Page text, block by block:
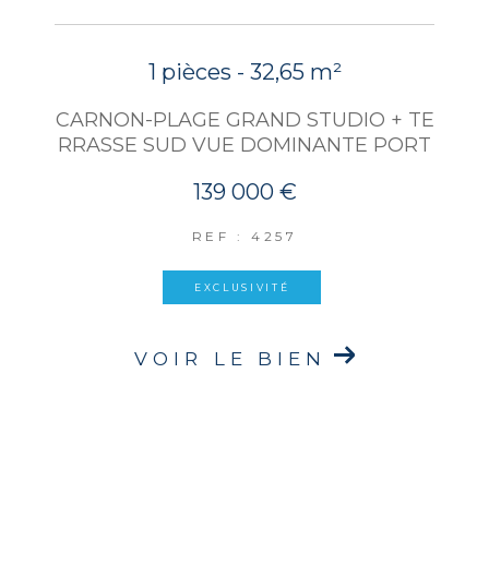
1 pièces - 32,65 m²
CARNON-PLAGE GRAND STUDIO + TE
RRASSE SUD VUE DOMINANTE PORT
139 000 €
REF : 4257
EXCLUSIVITÉ
VOIR LE BIEN